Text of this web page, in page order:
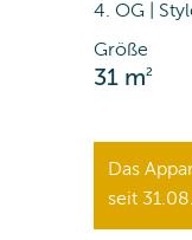
4. OG |
Größe
31 m2
Das
seit